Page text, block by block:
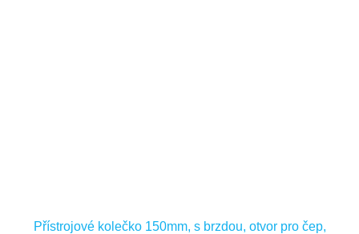
Přístrojové kolečko 150mm, s brzdou, otvor pro čep,